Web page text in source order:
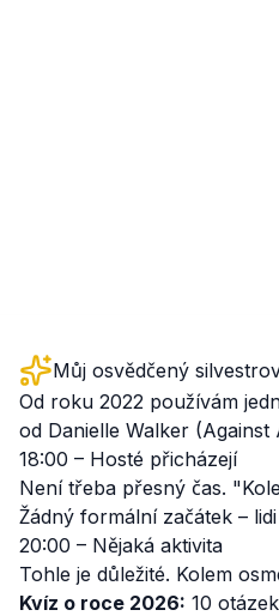
Můj osvědčený
Od roku 2022 používám
od Danielle Walker (Against
18:00 – Hosté přicházejí
Není třeba přesný čas.
Žádný formální začátek –
20:00 – Nějaká aktivita
Tohle je důležité. Kolem
Kvíz o roce 2026: 10